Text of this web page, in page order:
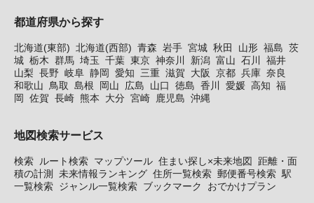
都道府県から探す
北海道(東部) 北海道(西部) 青森 岩手 宮城 秋田 山形 福島 茨
城 栃木 群馬 埼玉 千葉 東京 神奈川 新潟 富山 石川
福井
山梨 長野 岐阜 静岡 愛知 三重 滋賀 大阪 京都 兵庫 奈良
和歌山 鳥取 島根 岡山 広島 山口 徳島 香川 愛媛 高知 福
岡
佐賀 長崎 熊本 大分 宮崎 鹿児島 沖縄
地図検索サービス
検索 ルート検索 マップツール 住まい探し×未来地図
距離・面
積の計測
未来情報ランキング 住所一覧検索 郵便番号検索 駅
一覧検索 ジャンル一覧検索 ブックマーク おでかけプラン